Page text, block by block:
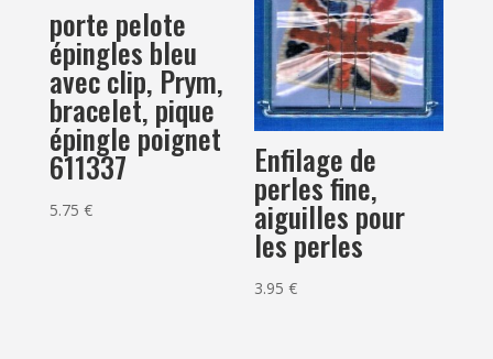
porte pelote
épingles bleu
avec clip, Prym,
bracelet, pique
épingle poignet
611337
5.75 €
Enfilage de
perles fine,
aiguilles pour
les perles
3.95€